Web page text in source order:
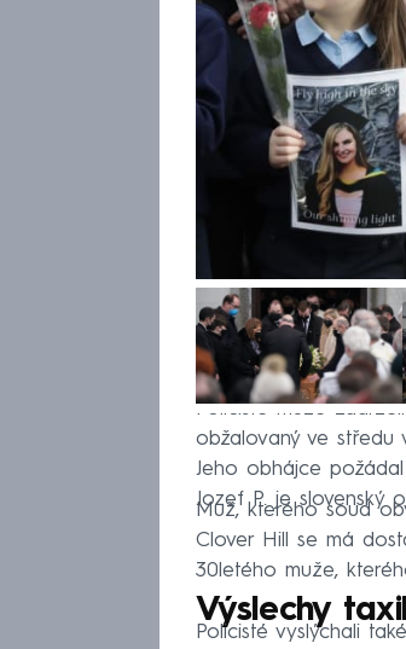
Policisté muže
obžalovaný ve středu
Jeho obhájce
Jozef P. je slovenský
Muž, kterého soud
Clover Hill se má
30letého muže,
Výslechy
Policisté vyslýchali